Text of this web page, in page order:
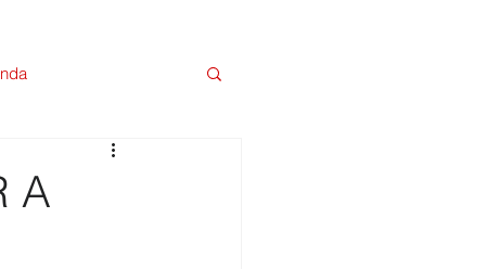
Ciudadana
A